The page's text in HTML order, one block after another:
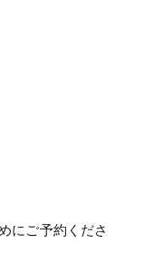
にご予約くださ